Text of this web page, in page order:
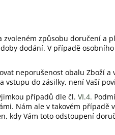
způsobu doručení
dodání. V případě
neporušenost obalu
do zásilky, není Vaší
případů dle čl. VI.4.
Nám ale v takovém
kdy Vám toto odstoupení